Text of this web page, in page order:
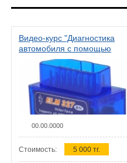
Видео-курс "Диагностика
автомобиля с помощью
сканера ELM 327"
00.00.0000
Стоимость: 5 000 тг.